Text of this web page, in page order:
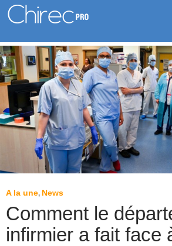
Recherche
Aller
au
contenu
A la une, News
Comment le
infirmier a fait face